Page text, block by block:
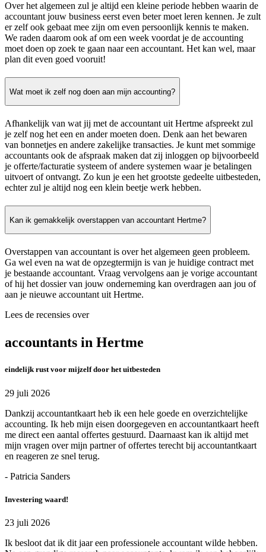
Over het algemeen zul je altijd een kleine periode hebben waarin de
accountant jouw business eerst even beter moet leren kennen. Je zult
er zelf ook gebaat mee zijn om even persoonlijk kennis te maken.
We raden daarom ook af om een week voordat je de accounting
moet doen op zoek te gaan naar een accountant. Het kan wel, maar
plan dit even goed vooruit!
Wat moet ik zelf nog doen aan mijn accounting?
Afhankelijk van wat jij met de accountant uit Hertme afspreekt zul
je zelf nog het een en ander moeten doen. Denk aan het bewaren
van bonnetjes en andere zakelijke transacties. Je kunt met sommige
accountants ook de afspraak maken dat zij inloggen op bijvoorbeeld
je offerte/facturatie systeem of andere systemen waar je betalingen
uitvoert of ontvangt. Zo kun je een het grootste gedeelte uitbesteden,
echter zul je altijd nog een klein beetje werk hebben.
Kan ik gemakkelijk overstappen van accountant Hertme?
Overstappen van accountant is over het algemeen geen probleem.
Ga wel even na wat de opzegtermijn is van je huidige contract met
je bestaande accountant. Vraag vervolgens aan je vorige accountant
of hij het dossier van jouw onderneming kan overdragen aan jou of
aan je nieuwe accountant uit Hertme.
Lees de recensies over
accountants in Hertme
eindelijk rust voor mijzelf door het uitbesteden
29 juli 2026
Dankzij accountantkaart heb ik een hele goede en overzichtelijke
accounting. Ik heb mijn eisen doorgegeven en accountantkaart heeft
me direct een aantal offertes gestuurd. Daarnaast kan ik altijd met
mijn vragen over mijn partner of offertes terecht bij accountantkaart
en reageren ze snel terug.
- Patricia Sanders
Investering waard!
23 juli 2026
Ik besloot dat ik dit jaar een professionele accountant wilde hebben.